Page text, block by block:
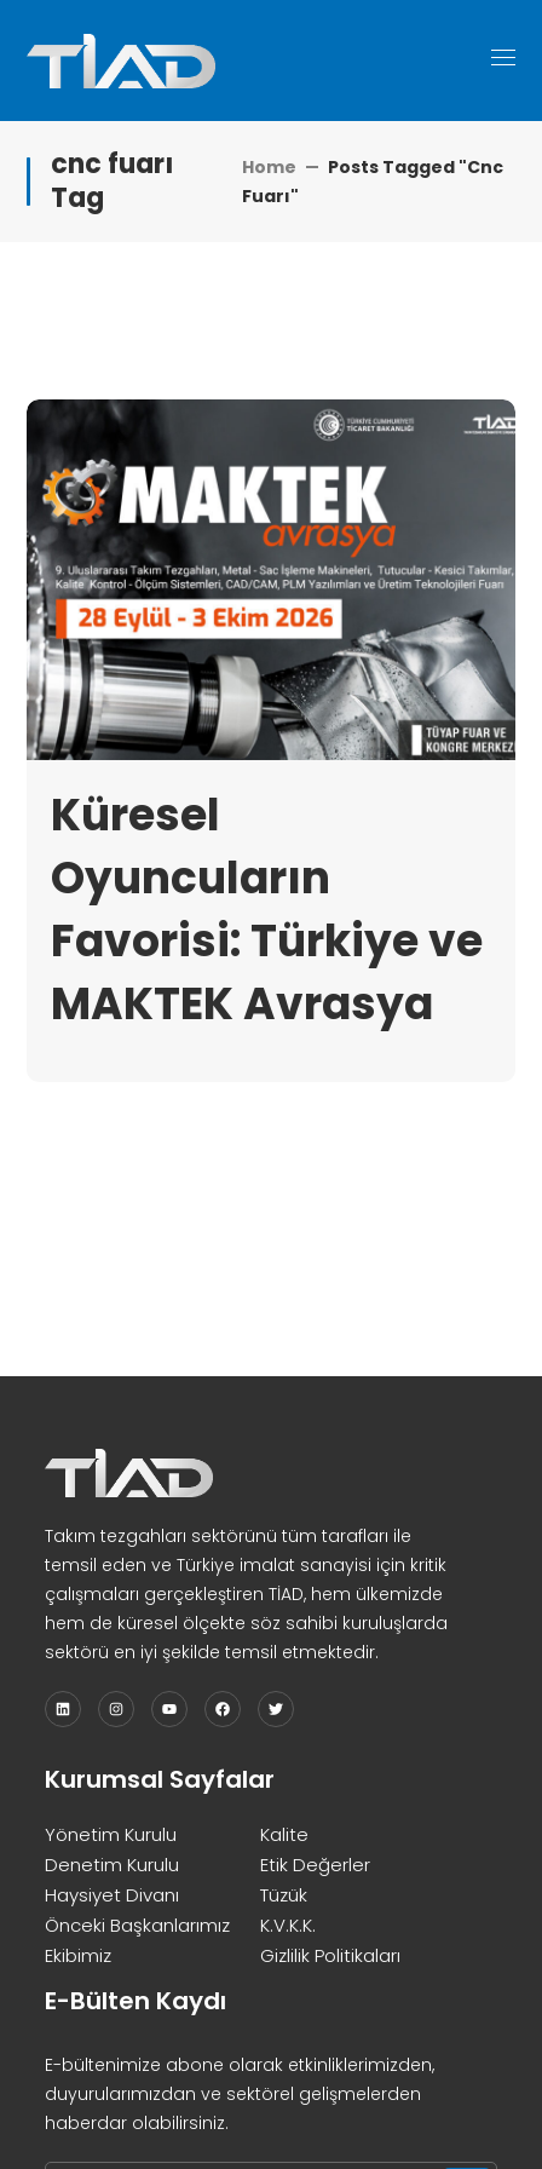
cnc fuarı
Tag
Home
Posts Tagged "cnc
Fuarı"
Küresel
Oyuncuların
Favorisi: Türkiye ve
MAKTEK Avrasya
Takım tezgahları sektörünü tüm tarafları ile
temsil eden ve Türkiye imalat sanayisi için kritik
çalışmaları gerçekleştiren TİAD, hem ülkemizde
hem de küresel ölçekte söz sahibi kuruluşlarda
sektörü en iyi şekilde temsil etmektedir.
Kurumsal Sayfalar
Yönetim Kurulu
Denetim Kurulu
Haysiyet Divanı
Önceki Başkanlarımız
Ekibimiz
Kalite
Etik Değerler
Tüzük
K.V.K.K.
Gizlilik Politikaları
E-Bülten Kaydı
E-bültenimize abone olarak etkinliklerimizden,
duyurularımızdan ve sektörel gelişmelerden
haberdar olabilirsiniz.